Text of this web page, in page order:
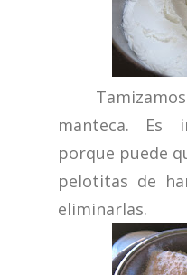
manteca. Es
porque puede
pelotitas de
eliminarlas.